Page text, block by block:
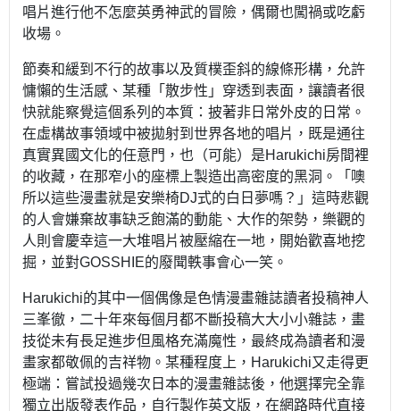
唱片進行他不怎麼英勇神武的冒險，偶爾也闖禍或吃虧
收場。
節奏和緩到不行的故事以及質樸歪斜的線條形構，允許
慵懶的生活感、某種「散步性」穿透到表面，讓讀者很
快就能察覺這個系列的本質：披著非日常外皮的日常。
在虛構故事領域中被拋射到世界各地的唱片，既是通往
真實異國文化的任意門，也（可能）是Harukichi房間裡
的收藏，在那窄小的座標上製造出高密度的黑洞。「噢
所以這些漫畫就是安樂椅DJ式的白日夢嗎？」這時悲觀
的人會嫌棄故事缺乏飽滿的動能、大作的架勢，樂觀的
人則會慶幸這一大堆唱片被壓縮在一地，開始歡喜地挖
掘，並對GOSSHIE的廢聞軼事會心一笑。
Harukichi的其中一個偶像是色情漫畫雜誌讀者投稿神人
三峯徹，二十年來每個月都不斷投稿大大小小雜誌，畫
技從未有長足進步但風格充滿魔性，最終成為讀者和漫
畫家都敬佩的吉祥物。某種程度上，Harukichi又走得更
極端：嘗試投過幾次日本的漫畫雜誌後，他選擇完全靠
獨立出版發表作品，自行製作英文版，在網路時代直接